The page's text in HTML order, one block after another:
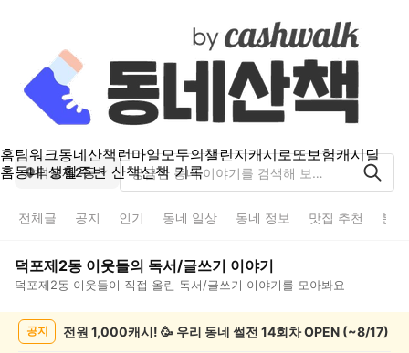
홈팀워크동네산책 런마일모두의챌린지캐시로또보험캐시딜
홈동네 생활주변 산책산책 기록
덕포제2동
전체글 공지 인기 동네 일상 동네 정보 맛집 추천 분
덕포제2동 이웃들의 독서/글쓰기 이야기
덕포제2동 이웃들이 직접 올린 독서/글쓰기 이야기를 모아봐요
공지 전원 1,000캐시! 🥳 우리 동네 썰전 14회차 OPEN (~8/17)